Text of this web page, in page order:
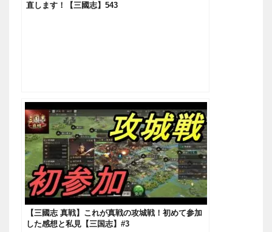
直します！【三國志】543
【三國志 真戦】これが真戦の攻城戦！初めて参加
した感想と私見【三国志】#3